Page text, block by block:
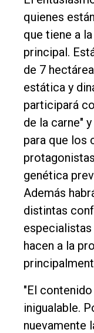
quienes
que tiene a
principal.
de 7
estática y
participará
de la carne"
para que los
genética
Además
distintas
hacen a la
"El
inigualable.
nuevamente